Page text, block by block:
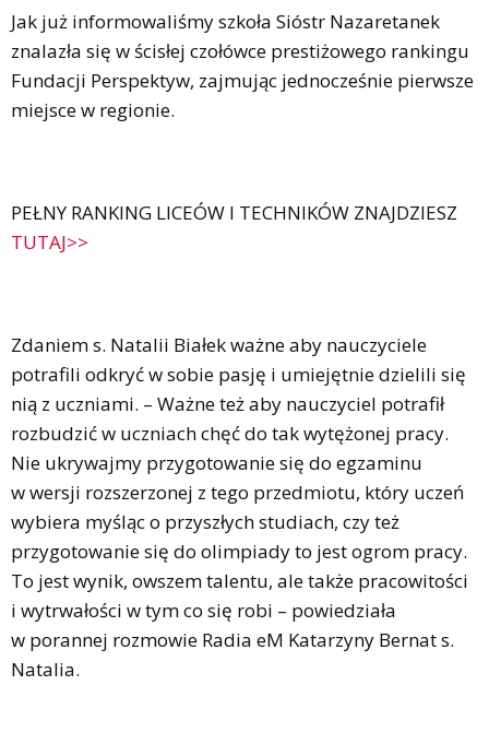
Jak już informowaliśmy szkoła Sióstr Nazaretanek
znalazła się w ścisłej czołówce prestiżowego rankingu
Fundacji Perspektyw, zajmując jednocześnie pierwsze
miejsce w regionie.
PEŁNY RANKING LICEÓW I TECHNIKÓW ZNAJDZIESZ
TUTAJ>>
Zdaniem s. Natalii Białek ważne aby nauczyciele
potrafili odkryć w sobie pasję i umiejętnie dzielili się
nią z uczniami. – Ważne też aby nauczyciel potrafił
rozbudzić w uczniach chęć do tak wytężonej pracy.
Nie ukrywajmy przygotowanie się do egzaminu
w wersji rozszerzonej z tego przedmiotu, który uczeń
wybiera myśląc o przyszłych studiach, czy też
przygotowanie się do olimpiady to jest ogrom pracy.
To jest wynik, owszem talentu, ale także pracowitości
i wytrwałości w tym co się robi – powiedziała
w porannej rozmowie Radia eM Katarzyny Bernat s.
Natalia.